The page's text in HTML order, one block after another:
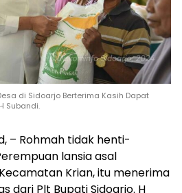
di Sidoarjo Berterima Kasih Dapat
Subandi.
– Rohmah tidak henti-
lansia asal
Krian, itu menerima
dari Plt Bupati Sidoarjo. H